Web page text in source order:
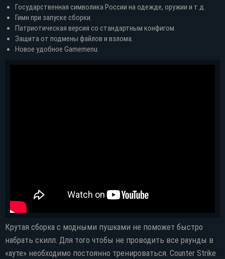
Государственная символика России на одежде, оружии и т.д.
Гимн при запуске сборки.
Патриотическая версия со стандартным конфигом.
Защита от подмены файлов и взлома.
Новое удобное Gamemenu.
Крутая сборка с модными пушками не поможет быстро
набрать скилл. Для того чтобы не проводить все раунды в
«ауте» необходимо постоянно тренироваться. Counter Strike